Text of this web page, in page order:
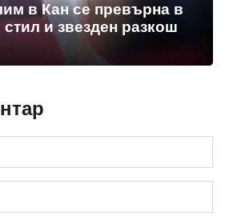
в Кан се превърна в
и звезден разкош